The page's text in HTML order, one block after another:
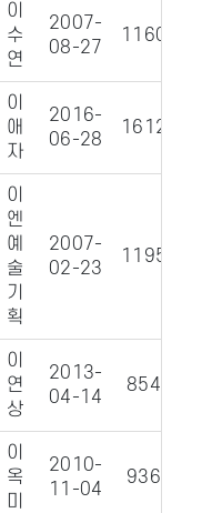
이
수
연
2007-
08-27
11608
이
애
자
2016-
06-28
16124
이
엔
예
술
기
획
2007-
02-23
11954
이
연
상
2013-
04-14
8545
이
옥
미
2010-
11-04
9365